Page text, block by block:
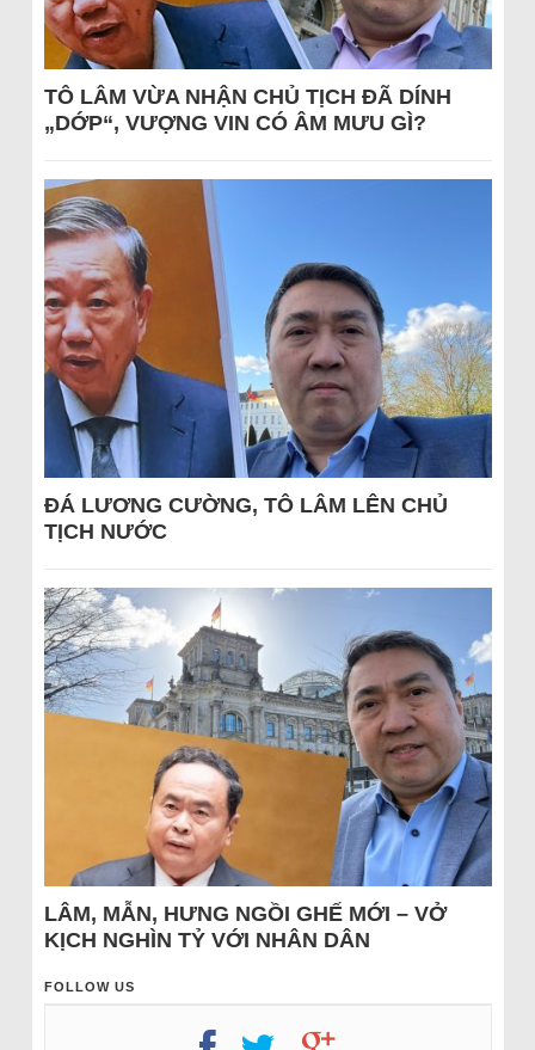
TÔ LÂM VỪA NHẬN CHỦ TỊCH ĐÃ DÍNH
„DỚP“, VƯỢNG VIN CÓ ÂM MƯU GÌ?
ĐÁ LƯƠNG CƯỜNG, TÔ LÂM LÊN CHỦ
TỊCH NƯỚC
LÂM, MẪN, HƯNG NGỒI GHẾ MỚI – VỞ
KỊCH NGHÌN TỶ VỚI NHÂN DÂN
FOLLOW US